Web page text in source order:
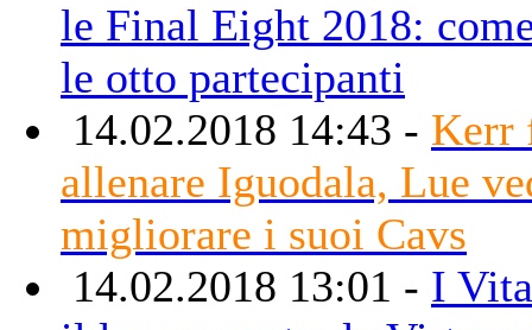
le Final Eight 2018:
le otto partecipanti
14.02.2018 14:43 - Kerr
allenare Iguodala, Lue
migliorare i suoi Cavs
14.02.2018 13:01 - I